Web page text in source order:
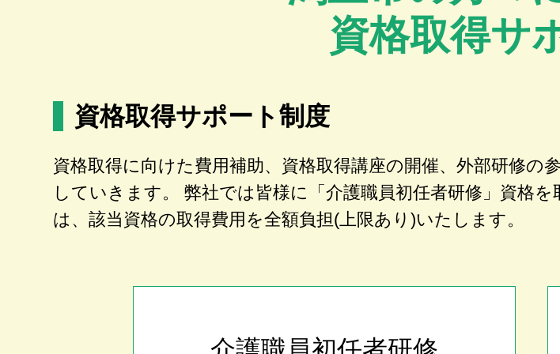
資格取得サ
資格取得サポート制度
資格取得に向けた費用補助、資格取得講座の開催、外部研修
していきます。 弊社では皆様に「介護職員初任者研修」資格
は、該当資格の取得費用を全額負担(上限あり)いたします。